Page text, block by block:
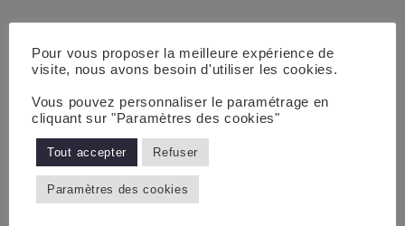
Pour vous proposer la meilleure expérience de
visite, nous avons besoin d'utiliser les cookies.
Vous pouvez personnaliser le paramétrage en
cliquant sur "Paramètres des cookies"
Tout accepter Refuser
Paramètres des cookies